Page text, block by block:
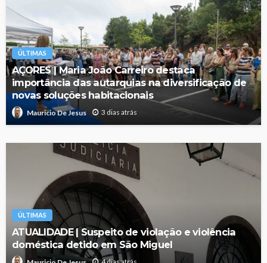
ÚLTIMAS
AÇORES | Maria João Carreiro destaca
importância das autarquias na diversificação de
novas soluções habitacionais
Mauricio De Jesus 3 dias atrás
ÚLTIMAS
ATUALIDADE | Suspeito de violação e violência
doméstica detido em São Miguel